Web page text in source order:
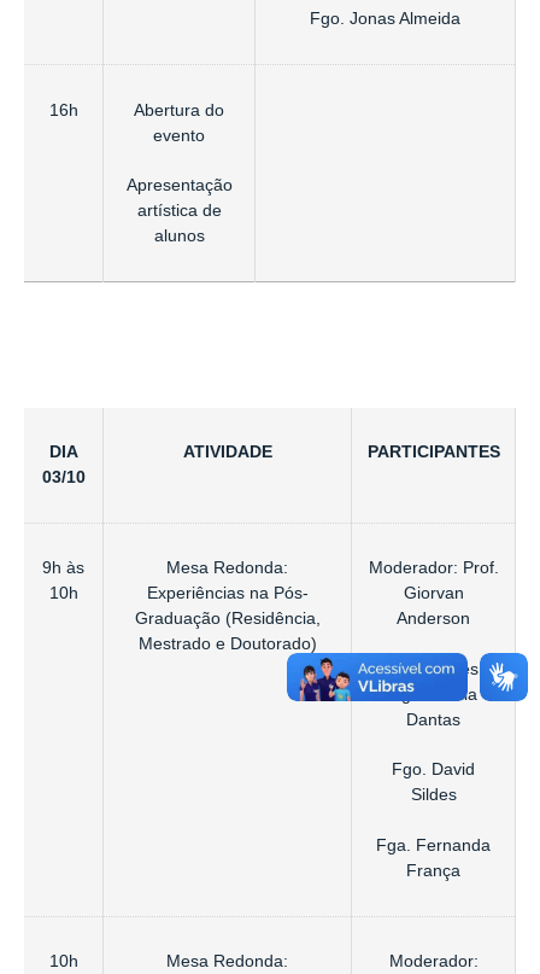
Fgo. Jonas Almeida
16h
Abertura do
evento
Apresentação
artística de
alunos
DIA
03/10
ATIVIDADE PARTICIPANTES
9h às
10h
Mesa Redonda:
Experiências na Pós-
Graduação (Residência,
Mestrado e Doutorado)
Moderador: Prof.
Giorvan
Anderson
Palestrantes:
Fga. Paôlla
Dantas
Fgo. David
Sildes
Fga. Fernanda
França
10h Mesa Redonda: Moderador: